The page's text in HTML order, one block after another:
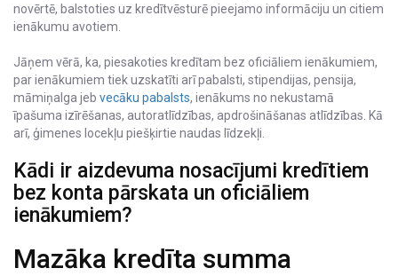
novērtē, balstoties uz kredītvēsturē pieejamo informāciju un citiem
ienākumu avotiem.
Jāņem vērā, ka, piesakoties kredītam bez oficiāliem ienākumiem,
par ienākumiem tiek uzskatīti arī pabalsti, stipendijas, pensija,
māmiņalga jeb vecāku pabalsts, ienākums no nekustamā
īpašuma izīrēšanas, autoratlīdzības, apdrošināšanas atlīdzības. Kā
arī, ģimenes locekļu piešķirtie naudas līdzekļi.
Kādi ir aizdevuma nosacījumi kredītiem
bez konta pārskata un oficiāliem
ienākumiem?
Mazāka kredīta summa